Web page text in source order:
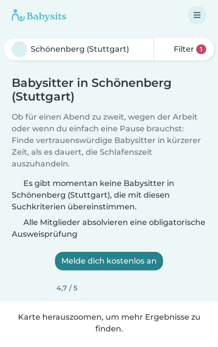
Filter 1
Babysitter in Schönenberg
(Stuttgart)
Ob für einen Abend zu zweit, wegen der Arbeit
oder wenn du einfach eine Pause brauchst:
Finde vertrauenswürdige Babysitter in kürzerer
Zeit, als es dauert, die Schlafenszeit
auszuhandeln.
Es gibt momentan keine Babysitter in
Schönenberg (Stuttgart), die mit diesen
Suchkriterien übereinstimmen.
Alle Mitglieder absolvieren eine obligatorische
Ausweisprüfung
Melde dich kostenlos an
4,7 / 5
Karte herauszoomen, um mehr Ergebnisse zu
finden.